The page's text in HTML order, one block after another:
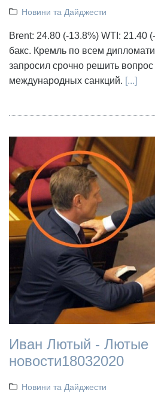
Новини та Дайджести
Brent: 24.80 (-13.8%) WTI: 21.40
бакс. Кремль по всем
запросил срочно решить вопрос
международных санкций. [...]
Иван Лютый - Лютые
новости18032020
Новини та Дайджести